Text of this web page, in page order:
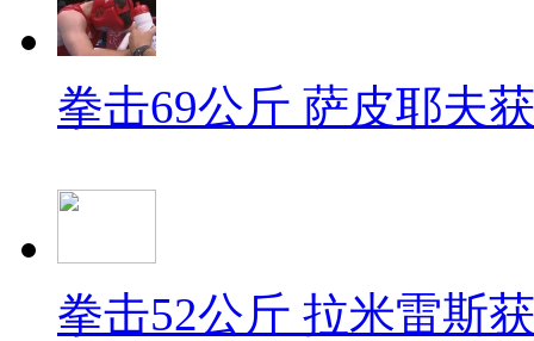
拳击69公斤 萨皮耶夫
拳击52公斤 拉米雷斯